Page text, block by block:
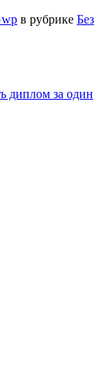
в рубрике Без
диплом за один